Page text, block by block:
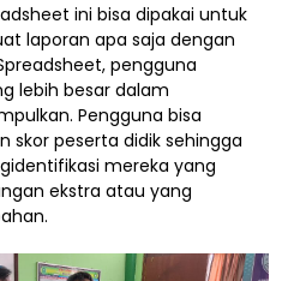
ini bisa dipakai untuk
laporan apa saja dengan
pengguna
lebih besar dalam
Pengguna bisa
peserta didik sehingga
mereka yang
ekstra atau yang